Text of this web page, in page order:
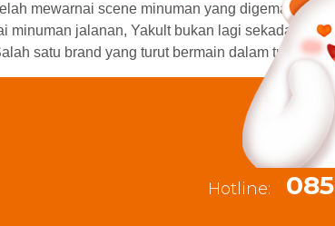
mewarnai scene minuman yang digemari di
minuman jalanan, Yakult bukan lagi sekadar
satu brand yang turut bermain dalam tren […]
Hotline: